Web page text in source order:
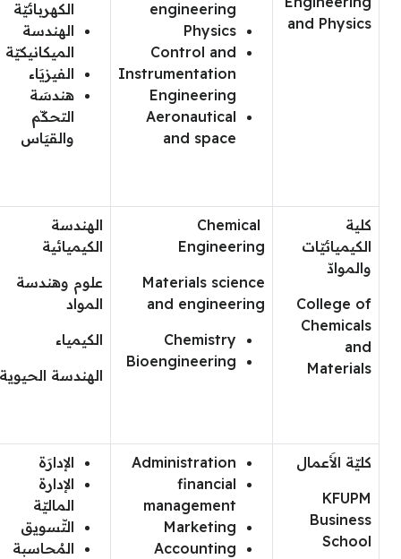
and Physics
engineering
Physics
Control and
Instrumentation
Engineering
Aeronautical
and space
الكهربائيّة
الهندسة
الميكانيكيّة
الفيزيَاء
هندسَة
التحكّم
والقيَاس
كلية
الكيميائيّات
والموادّ
College of
Chemicals
and
Materials
Chemical
Engineering
Materials science
and engineering
Chemistry
Bioengineering
الهندسة
الكيميائية
علوم وهندسة
المواد
الكيمياء
الهندسة الحيوية
كليّة الأَعمال
KFUPM
Business
School
Administration
financial
management
Marketing
Accounting
الإدارَة
الإدارة
الماليّة
التّسويق
المُحاسبة